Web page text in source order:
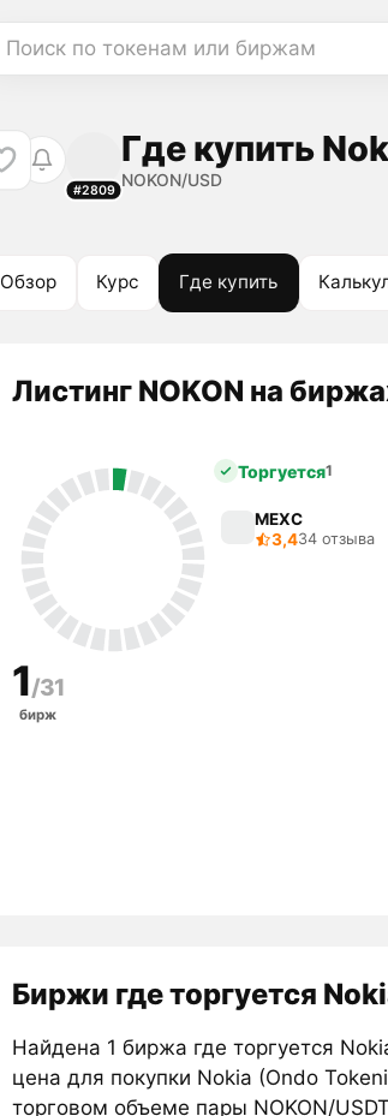
Поиск по токенам или биржам
#2809
Где купить
NOKON/USD
Обзор Курс Где купить
Листинг NOKON на
1/31
бирж
Торгуется1
MEXC
3,434 отзыва
Биржи где торгуется
Найдена 1 биржа где торгуется
цена для покупки Nokia (Ondo
торговом объеме пары NOKON/